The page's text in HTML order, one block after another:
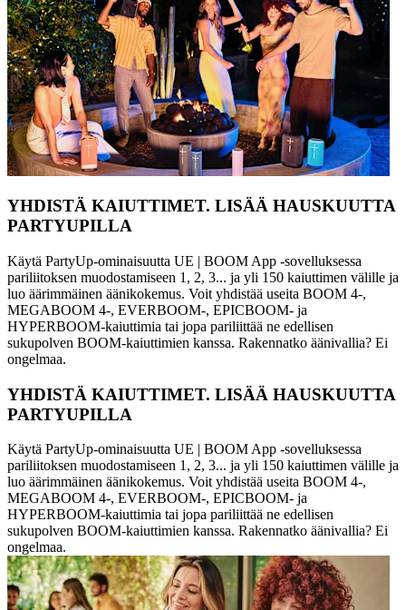
YHDISTÄ KAIUTTIMET. LISÄÄ HAUSKUUTTA
PARTYUPILLA
Käytä PartyUp-ominaisuutta UE | BOOM App -sovelluksessa
pariliitoksen muodostamiseen 1, 2, 3... ja yli 150 kaiuttimen välille ja
luo äärimmäinen äänikokemus. Voit yhdistää useita BOOM 4-,
MEGABOOM 4-, EVERBOOM-, EPICBOOM- ja
HYPERBOOM-kaiuttimia tai jopa pariliittää ne edellisen
sukupolven BOOM-kaiuttimien kanssa. Rakennatko äänivallia? Ei
ongelmaa.
YHDISTÄ KAIUTTIMET. LISÄÄ HAUSKUUTTA
PARTYUPILLA
Käytä PartyUp-ominaisuutta UE | BOOM App -sovelluksessa
pariliitoksen muodostamiseen 1, 2, 3... ja yli 150 kaiuttimen välille ja
luo äärimmäinen äänikokemus. Voit yhdistää useita BOOM 4-,
MEGABOOM 4-, EVERBOOM-, EPICBOOM- ja
HYPERBOOM-kaiuttimia tai jopa pariliittää ne edellisen
sukupolven BOOM-kaiuttimien kanssa. Rakennatko äänivallia? Ei
ongelmaa.